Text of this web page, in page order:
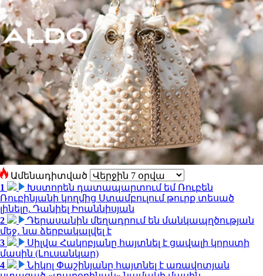
Ամենադիտված
1
Խստորեն դատապարտում եմ Ռուբեն
Ռուբինյանի կողմից Ստամբուլում թուրք տեսած
լինելը. Դանիել Իոաննիսյան
2
Դերասանին մեղադրում են մանկապղծության
մեջ․ նա ձերբակալվել է
3
Սիլվա Հակոբյանը հայտնել է ցավալի կորստի
մասին (Լուսանկար)
4
Նիկոլ Փաշինյանը հայտնել է առավոտյան